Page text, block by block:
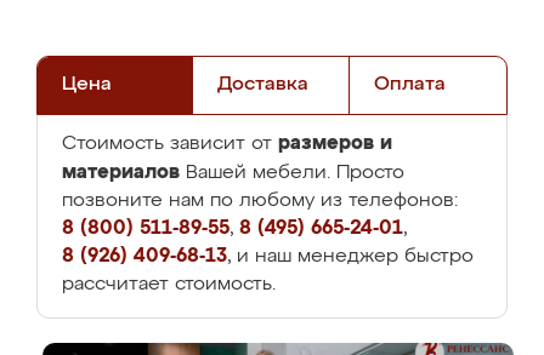
Цена Доставка Оплата
Стоимость зависит от размеров и
материалов Вашей мебели. Просто
позвоните нам по любому из телефонов:
8 (800) 511-89-55, 8 (495) 665-24-01,
8 (926) 409-68-13, и наш менеджер быстро
рассчитает стоимость.